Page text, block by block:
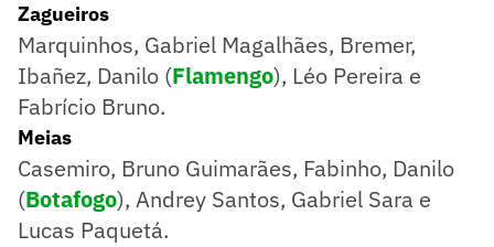
Zagueiros
Marquinhos, Gabriel Magalhães, Bremer,
Ibañez, Danilo (Flamengo), Léo Pereira e
Fabrício Bruno.
Meias
Casemiro, Bruno Guimarães, Fabinho, Danilo
(Botafogo), Andrey Santos, Gabriel Sara e
Lucas Paquetá.